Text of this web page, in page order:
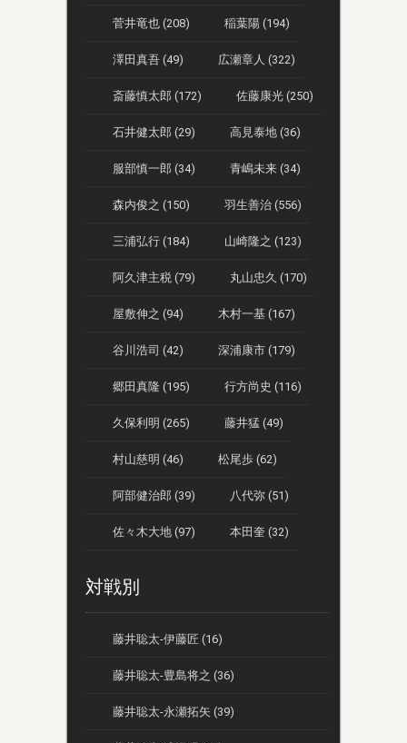
菅井竜也 (208) 稲葉陽 (194)
澤田真吾 (49) 広瀬章人 (322)
斎藤慎太郎 (172) 佐藤康光 (250)
石井健太郎 (29) 高見泰地 (36)
服部慎一郎 (34) 青嶋未来 (34)
森内俊之 (150) 羽生善治 (556)
三浦弘行 (184) 山崎隆之 (123)
阿久津主税 (79) 丸山忠久 (170)
屋敷伸之 (94) 木村一基 (167)
谷川浩司 (42) 深浦康市 (179)
郷田真隆 (195) 行方尚史 (116)
久保利明 (265) 藤井猛 (49)
村山慈明 (46) 松尾歩 (62)
阿部健治郎 (39) 八代弥 (51)
佐々木大地 (97) 本田奎 (32)
対戦別
藤井聡太-伊藤匠 (16)
藤井聡太-豊島将之 (36)
藤井聡太-永瀬拓矢 (39)